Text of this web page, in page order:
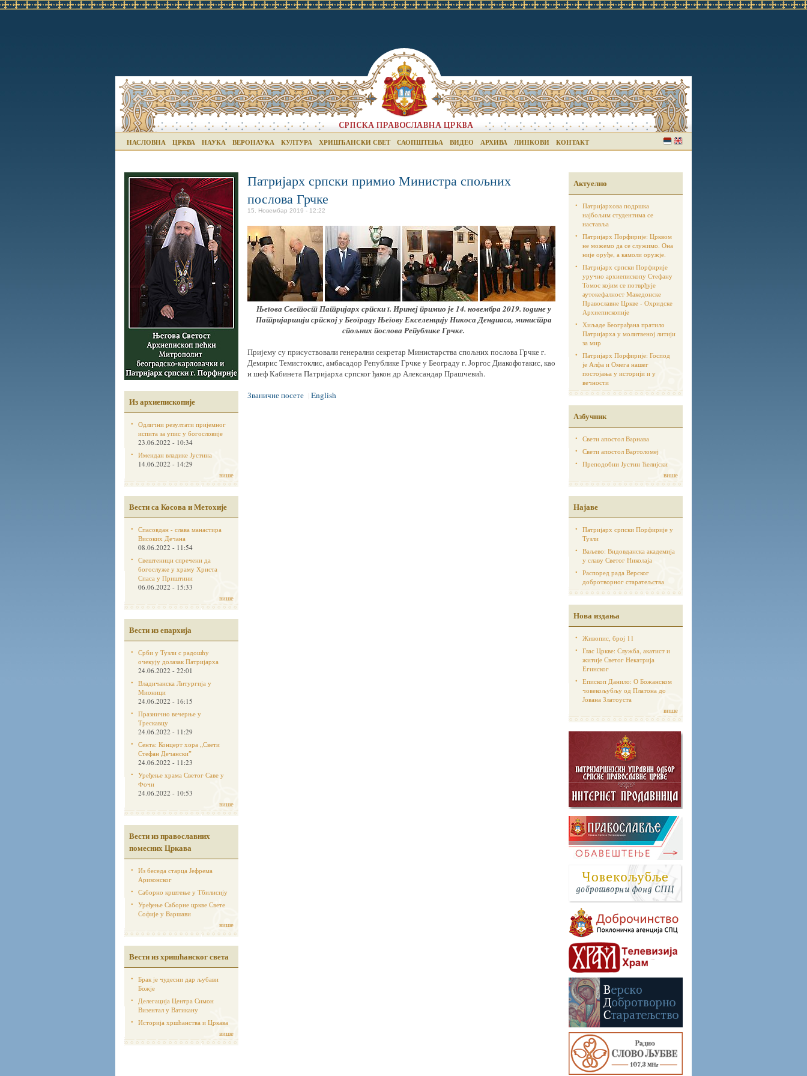
НАСЛОВНА ЦРКВА НАУКА ВЕРОНАУКА КУЛТУРА ХРИШЋАНСКИ СВЕТ САОПШТЕЊА ВИДЕО АРХИВА ЛИНКОВИ КОНТАКТ
Из архиепископије
Одлични резултати пријемног
испита за упис у богословије
23.06.2022 - 10:34
Имендан владике Јустина
14.06.2022 - 14:29
више
Вести са Косова и Метохије
Спасовдан - слава манастира
Високих Дечана
08.06.2022 - 11:54
Свештеници спречени да
богослуже у храму Христа
Спаса у Приштини
06.06.2022 - 15:33
више
Вести из епархија
Срби у Тузли с радошћу
очекују долазак Патријарха
24.06.2022 - 22:01
Владичанска Литургија у
Мионици
24.06.2022 - 16:15
Празнично вечерње у
Трескавцу
24.06.2022 - 11:29
Сента: Концерт хора „Свети
Стефан Дечанскиˮ
24.06.2022 - 11:23
Уређење храма Светог Саве у
Фочи
24.06.2022 - 10:53
више
Вести из православних
помесних Цркава
Из беседа старца Јефрема
Аризонског
Саборно крштење у Тбилисију
Уређење Саборне цркве Свете
Софије у Варшави
више
Вести из хришћанског света
Брак је чудесни дар љубави
Божје
Делегација Центра Симон
Визентал у Ватикану
Историја хршћанства и Цркава
више
Патријарх српски примио Министра спољних
послова Грчке
15. Новембар 2019 - 12:22
Његова Светост Патријарх српски г. Иринеј примио је 14. новембра 2019. године у
Патријаршији српској у Београду Његову Екселенцију Никоса Дендиаса, министра
спољних послова Републике Грчке.
Пријему су присуствовали генерални секретар Министарства спољних послова Грчке г.
Демирис Темистоклис, амбасадор Републике Грчке у Београду г. Јоргос Диакофотакис, као
и шеф Кабинета Патријарха српског ђакон др Александар Прашчевић.
Званичне посете
English
Актуелно
Патријархова подршка
најбољим студентима се
наставља
Патријарх Порфирије: Црквом
не можемо да се служимо. Она
није оруђе, а камоли оружје.
Патријарх српски Порфирије
уручио архиепископу Стефану
Томос којим се потврђује
аутoкефалност Македонске
Православне Цркве - Охридске
Архиепископије
Хиљаде Београђана пратило
Патријарха у молитвеној литији
за мир
Патријарх Порфирије: Господ
је Алфа и Омега нашег
постојања у историји и у
вечности
Азбучник
Свети апостол Варнава
Свети апостол Вартоломеј
Преподобни Јустин Ћелијски
више
Најаве
Патријарх српски Порфирије у
Тузли
Ваљево: Видовданска академија
у славу Светог Николаја
Распоред рада Верског
добротворног старатељства
Нова издања
Живопис, број 11
Глас Цркве: Служба, акатист и
житије Светог Некатрија
Егинског
Епископ Данило: О Божанском
човекољубљу од Платона до
Јована Златоуста
више